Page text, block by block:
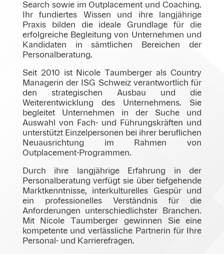
Search sowie im Outplacement und Coaching.
Ihr fundiertes Wissen und ihre langjährige
Praxis bilden die ideale Grundlage für die
erfolgreiche Begleitung von Unternehmen und
Kandidaten in sämtlichen Bereichen der
Personalberatung.
Seit 2010 ist Nicole Taumberger als Country
Managerin der ISG Schweiz verantwortlich für
den strategischen Ausbau und die
Weiterentwicklung des Unternehmens. Sie
begleitet Unternehmen in der Suche und
Auswahl von Fach- und Führungskräften und
unterstützt Einzelpersonen bei ihrer beruflichen
Neuausrichtung im Rahmen von
Outplacement-Programmen.
Durch ihre langjährige Erfahrung in der
Personalberatung verfügt sie über tiefgehende
Marktkenntnisse, interkulturelles Gespür und
ein professionelles Verständnis für die
Anforderungen unterschiedlichster Branchen.
Mit Nicole Taumberger gewinnen Sie eine
kompetente und verlässliche Partnerin für Ihre
Personal- und Karrierefragen.